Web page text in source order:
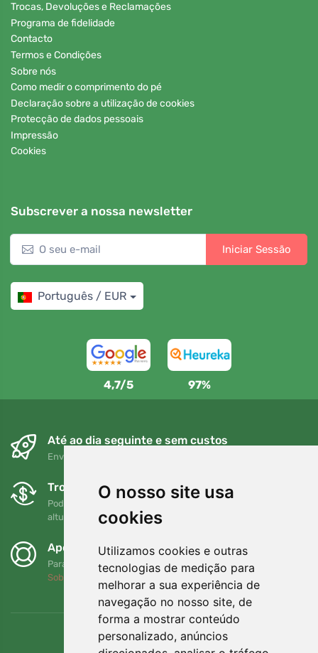
O nosso site usa
cookies
Utilizamos cookies e outras
tecnologias de medição para
melhorar a sua experiência de
navegação no nosso site, de
forma a mostrar conteúdo
personalizado, anúncios
Trocas, Devoluções e Reclamações
Programa de fidelidade
Contacto
Termos e Condições
Sobre nós
Como medir o comprimento do pé
Declaração sobre a utilização de cookies
Protecção de dados pessoais
Impressão
Cookies
Subscrever a nossa newsletter
Iniciar Sessão
Português / EUR
4,7/5 97%
Até ao dia seguinte e sem custos
Envio gratuito para encomendas superiores a 80 EUR
Trocas e devoluções gratuitas
Pode devolver ou trocar a sua encomenda em qualquer
altura no prazo de 90 dias
Apoiamos a Trees.org
Para cada encomenda plantamos uma árvore! Leia mais
Sobre nós